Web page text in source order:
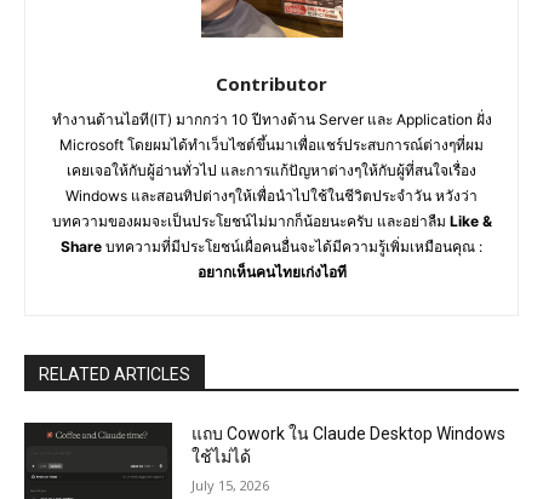
Contributor
ทำงานด้านไอที(IT) มากกว่า 10 ปีทางด้าน Server และ Application ฝั่ง
Microsoft โดยผมได้ทำเว็บไซต์ขึ้นมาเพื่อแชร์ประสบการณ์ต่างๆที่ผม
เคยเจอให้กับผู้อ่านทั่วไป และการแก้ปัญหาต่างๆให้กับผู้ที่สนใจเรื่อง
Windows และสอนทิปต่างๆให้เพื่อนำไปใช้ในชีวิตประจำวัน หวังว่า
บทความของผมจะเป็นประโยชน์ไม่มากก็น้อยนะครับ และอย่าลืม Like &
Share บทความที่มีประโยชน์เผื่อคนอื่นจะได้มีความรู้เพิ่มเหมือนคุณ :
อยากเห็นคนไทยเก่งไอที
RELATED ARTICLES
แถบ Cowork ใน Claude Desktop Windows
ใช้ไม่ได้
July 15, 2026